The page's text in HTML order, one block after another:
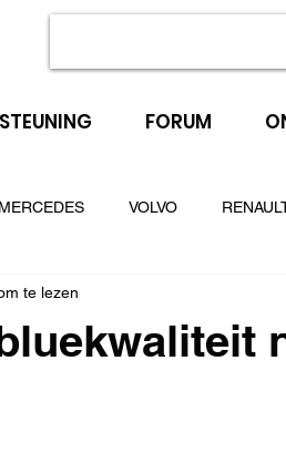
FORUM
MERCEDES VOLVO
RENAULT MASTER
te lezen